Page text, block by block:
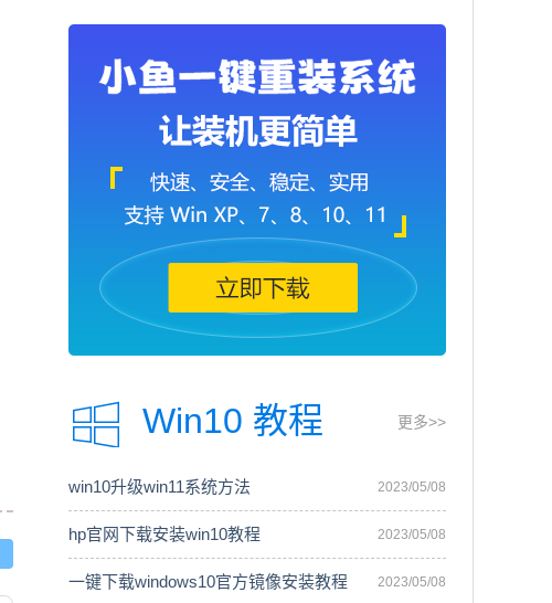
Win10 教程 更多>>
win10升级win11系统方法 2023/05/08
hp官网下载安装win10教程 2023/05/08
一键下载windows10官方镜像安装教程 2023/05/08